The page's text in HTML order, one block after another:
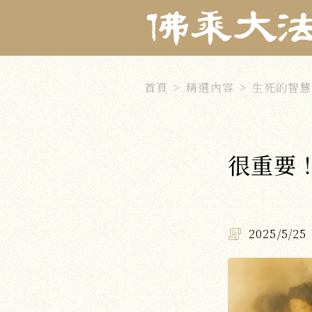
首頁 精選內容 生死的智慧
很重要
2025/5/25